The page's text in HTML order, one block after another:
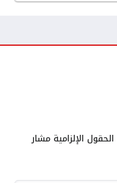
الحقول الإلزامية مشار